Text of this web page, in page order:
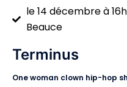
le 14 décembre à
Beauce
Terminus
One woman clown hip-hop